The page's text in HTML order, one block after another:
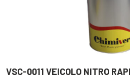
VSC-0011 VEICOLO NITRO